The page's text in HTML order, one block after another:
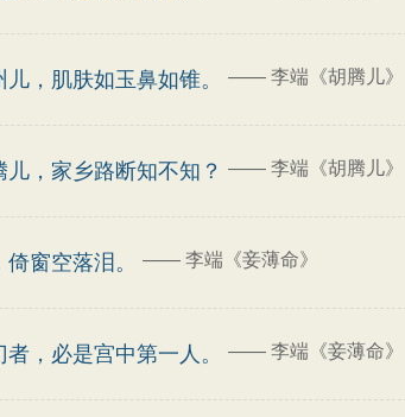
，肌肤如玉鼻如锥。 —— 李端《胡腾儿》
，家乡路断知不知？ —— 李端《胡腾儿》
窗空落泪。 —— 李端《妾薄命》
，必是宫中第一人。 —— 李端《妾薄命》